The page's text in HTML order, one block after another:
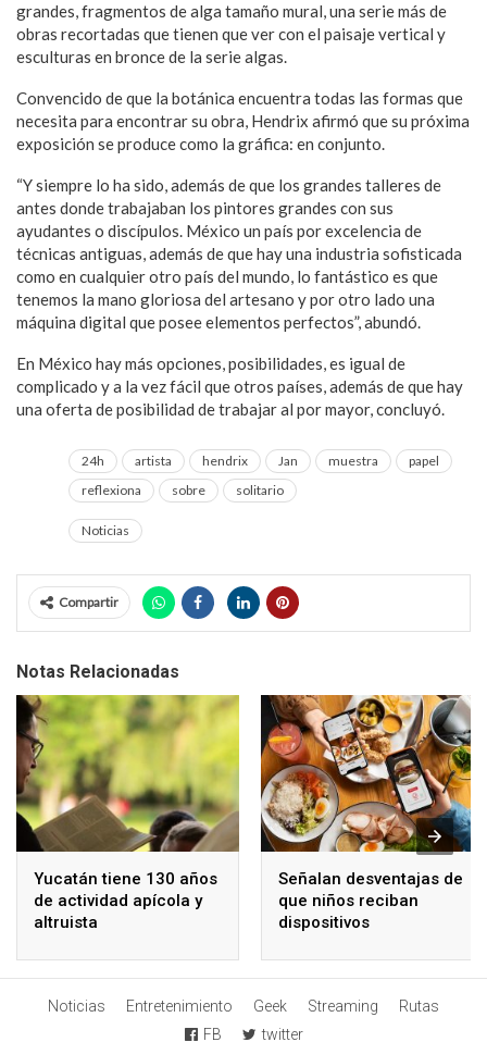
grandes, fragmentos de alga tamaño mural, una serie más de
obras recortadas que tienen que ver con el paisaje vertical y
esculturas en bronce de la serie algas.
Convencido de que la botánica encuentra todas las formas que
necesita para encontrar su obra, Hendrix afirmó que su próxima
exposición se produce como la gráfica: en conjunto.
“Y siempre lo ha sido, además de que los grandes talleres de
antes donde trabajaban los pintores grandes con sus
ayudantes o discípulos. México un país por excelencia de
técnicas antiguas, además de que hay una industria sofisticada
como en cualquier otro país del mundo, lo fantástico es que
tenemos la mano gloriosa del artesano y por otro lado una
máquina digital que posee elementos perfectos”, abundó.
En México hay más opciones, posibilidades, es igual de
complicado y a la vez fácil que otros países, además de que hay
una oferta de posibilidad de trabajar al por mayor, concluyó.
24h artista hendrix Jan muestra
papel
reflexiona
sobre solitario
Noticias
Compartir
Notas Relacionadas
Yucatán tiene 130 años
de actividad apícola y
altruista
Señalan desventajas de
que niños reciban
dispositivos
Noticias Entretenimiento Geek Streaming
Rutas
FB
twitter